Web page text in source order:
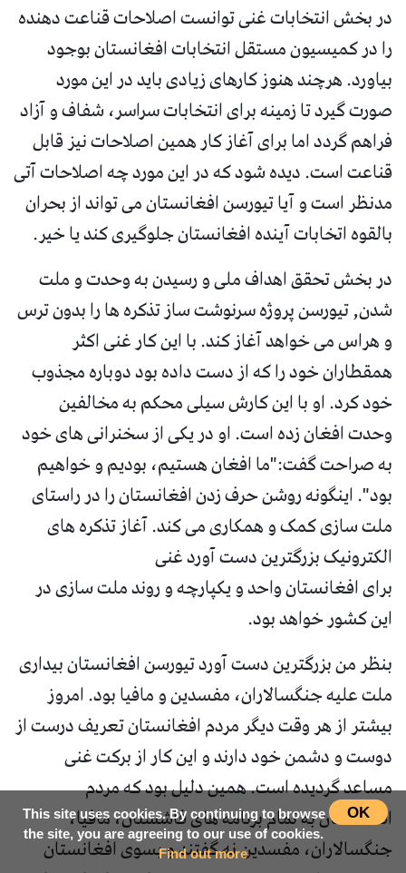
در بخش انتخابات غنی توانست اصلاحات قناعت دهنده
را در کمیسیون مستقل انتخابات افغانستان بوجود
بیاورد. هرچند هنوز کارهای زیادی باید در این مورد
صورت گیرد تا زمینه برای انتخابات سراسر، شفاف و آزاد
فراهم گردد اما برای آغاز کار همین اصلاحات نیز قابل
قناعت است. دیده شود که در این مورد چه اصلاحات آتی
مدنظر است و آیا تیورسن افغانستان می تواند از بحران
بالقوه اتخابات آینده افغانستان جلوگیری کند یا خیر.
در بخش تحقق اهداف ملی و رسیدن به وحدت و ملت
شدن, تیورسن پروژه سرنوشت ساز تذکره ها را بدون ترس
و هراس می خواهد آغاز کند. با این کار غنی اکثر
همقطاران خود را که از دست داده بود دوباره مجذوب
خود کرد. او با این کارش سیلی محکم به مخالفین
وحدت افغان زده است. او در یکی از سخنرانی های خود
به صراحت گفت:"ما افغان هستیم، بودیم و خواهیم
بود". اینگونه روشن حرف زدن افغانستان را در راستای
ملت سازی کمک و همکاری می کند. آغاز تذکره های
الکترونیک بزرگترین دست آورد غنی
برای افغانستان واحد و یکپارچه و روند ملت سازی در
این کشور خواهد بود.
بنظر من بزرگترین دست آورد تیورسن افغانستان بیداری
ملت علیه جنگسالاران، مفسدین و مافیا بود. امروز
بیشتر از هر وقت دیگر مردم افغانستان تعریف درست از
دوست و دشمن خود دارند و این کار از برکت غنی
مساعد گردیده است. همین دلیل بود که مردم
افغانستان به تمام برنامه های فاشستان، مافیا،
جنگسالاران، مفسدین نه گفتند و بسوی افغانستان
OK
This site uses cookies. By continuing to browse
the site, you are agreeing to our use of cookies.
Find out more